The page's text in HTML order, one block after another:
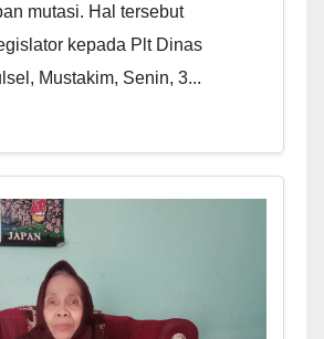
mutasi. Hal tersebut
kepada Plt Dinas
Mustakim, Senin, 3...